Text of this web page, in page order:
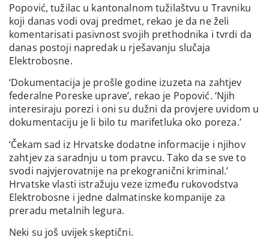
Popović, tužilac u kantonalnom tužilaštvu u Travniku
koji danas vodi ovaj predmet, rekao je da ne želi
komentarisati pasivnost svojih prethodnika i tvrdi da
danas postoji napredak u rješavanju slučaja
Elektrobosne.
‘Dokumentacija je prošle godine izuzeta na zahtjev
federalne Poreske uprave’, rekao je Popović. ‘Njih
interesiraju porezi i oni su dužni da provjere uvidom u
dokumentaciju je li bilo tu marifetluka oko poreza.’
‘Čekam sad iz Hrvatske dodatne informacije i njihov
zahtjev za saradnju u tom pravcu. Tako da se sve to
svodi najvjerovatnije na prekogranični kriminal.’
Hrvatske vlasti istražuju veze između rukovodstva
Elektrobosne i jedne dalmatinske kompanije za
preradu metalnih legura.
Neki su još uvijek skeptični.